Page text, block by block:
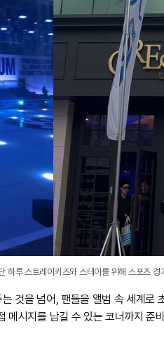
하루 스트레이키즈와 스테이를 위해 스포츠 경
것을 넘어, 팬들을 앨범 속 세계로
메시지를 남길 수 있는 코너까지 준